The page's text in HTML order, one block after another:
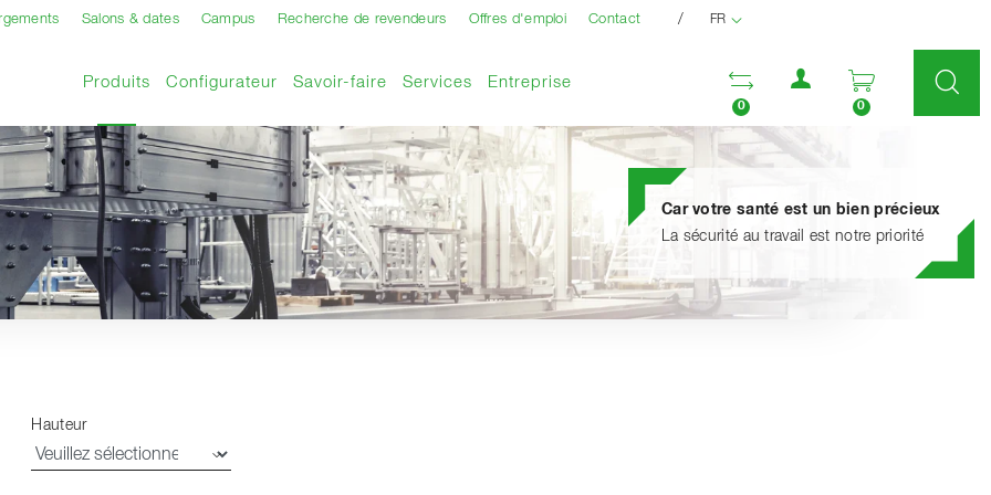
Salons & dates Campus Recherche de revendeurs Offres d'emploi Contact / FR
ProduitsPage actuelle
Configurateur Savoir-faire Services Entreprise Ouvrir la liste
0
Menu utilisateur
Ouvrir le
0
Car votre santé est un bien précieux
La sécurité au travail est notre priorité
Hauteur